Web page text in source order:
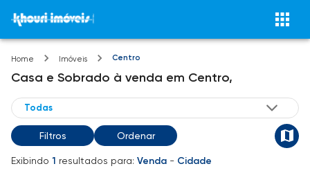
Home Imóveis Centro
Casa e Sobrado à venda em Centro,
Filtros Ordenar
Exibindo 1 resultados para: Venda - Cidade